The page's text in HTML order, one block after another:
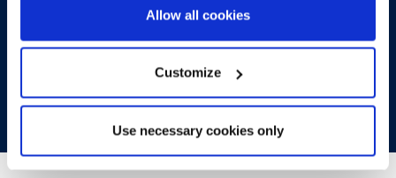
Allow all cookies
Customize
Use necessary cookies only
VOLVER A LA PROMOCIÓN